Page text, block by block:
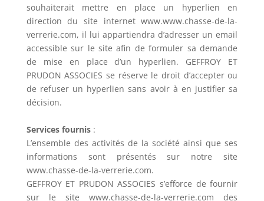
souhaiterait mettre en place un hyperlien en
direction du site internet www.www.chasse-de-la-
verrerie.com, il lui appartiendra d’adresser un email
accessible sur le site afin de formuler sa demande
de mise en place d’un hyperlien. GEFFROY ET
PRUDON ASSOCIES se réserve le droit d’accepter ou
de refuser un hyperlien sans avoir à en justifier sa
décision.
Services fournis:
L’ensemble des activités de la société ainsi que ses
informations sont présentés sur notre site
www.chasse-de-la-verrerie.com.
GEFFROY ET PRUDON ASSOCIES s’efforce de fournir
sur le site www.chasse-de-la-verrerie.com des